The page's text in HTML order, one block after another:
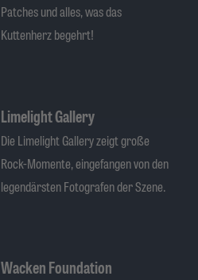
Patches und alles, was das
Kuttenherz begehrt!
Limelight Gallery
Die Limelight Gallery zeigt große
Rock-Momente, eingefangen von den
legendärsten Fotografen der Szene.
Wacken Foundation